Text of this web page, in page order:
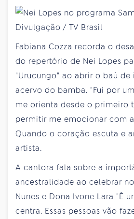
Fabiana Cozza recorda o
do repertório de Nei Lopes
"Urucungo" ao abrir o baú de
acervo do bamba. "Fui por
me orienta desde o primeiro
permitir me emocionar com
Quando o coração escuta e
artista.
A cantora fala sobre a
ancestralidade ao celebrar
Nunes e Dona Ivone Lara "É
centra. Essas pessoas vão